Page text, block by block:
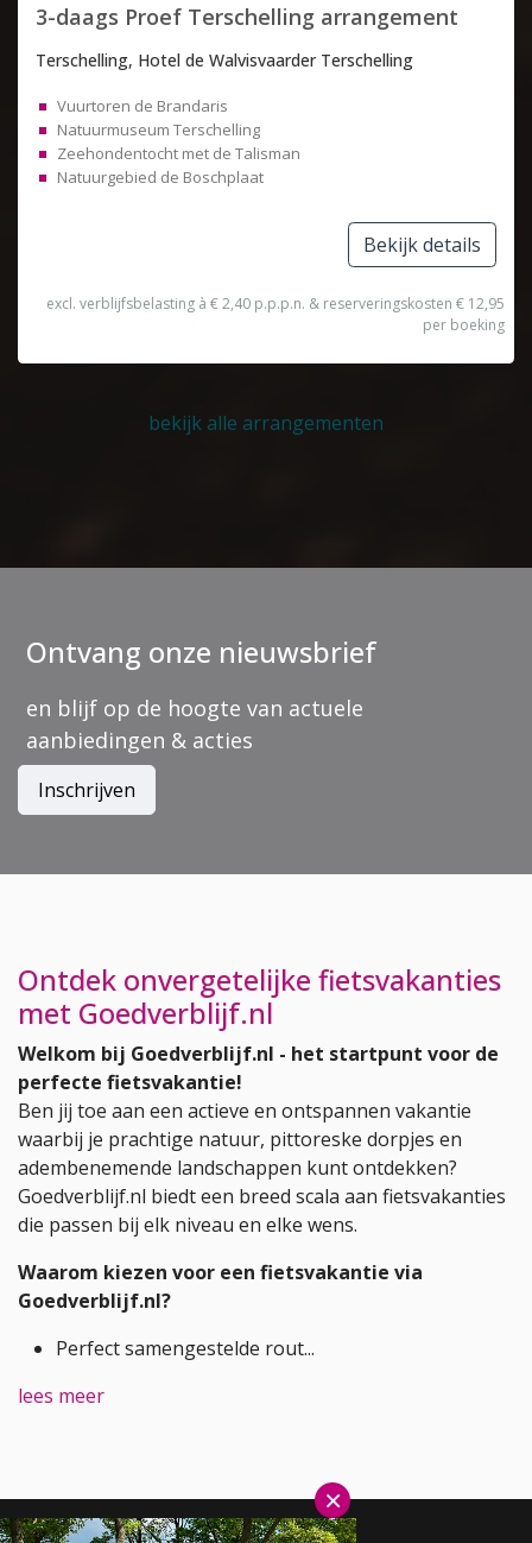
3-daags Proef Terschelling arrangement
Terschelling, Hotel de Walvisvaarder Terschelling
Vuurtoren de Brandaris
Natuurmuseum Terschelling
Zeehondentocht met de Talisman
Natuurgebied de Boschplaat
Bekijk details
excl. verblijfsbelasting à € 2,40 p.p.p.n. & reserveringskosten € 12,95
per boeking
bekijk alle arrangementen
Ontvang onze nieuwsbrief
en blijf op de hoogte van actuele
aanbiedingen & acties
Inschrijven
Ontdek onvergetelijke fietsvakanties
met Goedverblijf.nl
Welkom bij Goedverblijf.nl - het startpunt voor de
perfecte fietsvakantie!
Ben jij toe aan een actieve en ontspannen vakantie
waarbij je prachtige natuur, pittoreske dorpjes en
adembenemende landschappen kunt ontdekken?
Goedverblijf.nl biedt een breed scala aan fietsvakanties
die passen bij elk niveau en elke wens.
Waarom kiezen voor een fietsvakantie via
Goedverblijf.nl?
Perfect samengestelde rout...
lees meer
×